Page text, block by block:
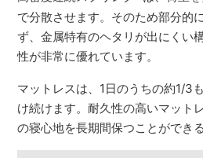
で分散させます。そのため部分的
ず、金属特有のヘタリが出にくい
性が非常に優れています。
マットレスは、1日のうちの約1/3
け続けます。耐久性の高いマット
の寝心地を長期間保つことができ